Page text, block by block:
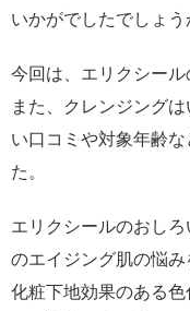
いかがでしたでしょう
今回は、エリクシール
また、クレンジング
い口コミや対象年齢な
た。
エリクシールのおし
のエイジング肌の悩
化粧下地効果のある